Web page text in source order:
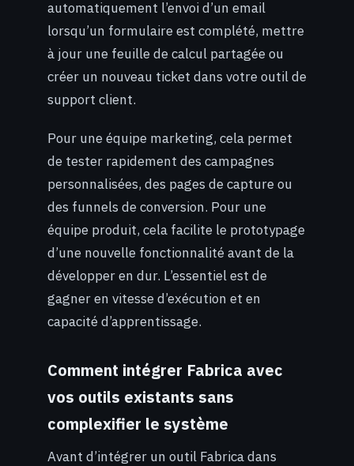
automatiquement l’envoi d’un email
lorsqu’un formulaire est complété, mettre
à jour une feuille de calcul partagée ou
créer un nouveau ticket dans votre outil de
support client.
Pour une équipe marketing, cela permet
de tester rapidement des campagnes
personnalisées, des pages de capture ou
des funnels de conversion. Pour une
équipe produit, cela facilite le prototypage
d’une nouvelle fonctionnalité avant de la
développer en dur. L’essentiel est de
gagner en vitesse d’exécution et en
capacité d’apprentissage.
Comment intégrer Fabrica avec
vos outils existants sans
complexifier le système
Avant d’intégrer un outil Fabrica dans